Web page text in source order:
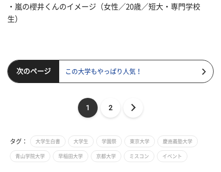
・嵐の櫻井くんのイメージ（女性／20歳／短大・専門学校
生）
次のページ この大学もやっぱり人気！
1 2
タグ： 大学生白書 大学生 学園祭 東京大学 慶應義塾大学
青山学院大学 早稲田大学 京都大学 ミスコン イベント